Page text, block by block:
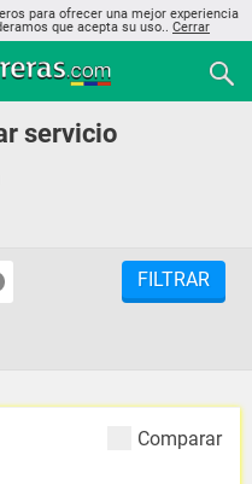
para ofrecer una mejor experiencia
que acepta su uso.. Cerrar
servicio
FILTRAR
Comparar